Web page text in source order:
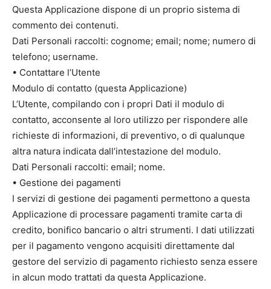
Questa Applicazione dispone di un proprio sistema di
commento dei contenuti.
Dati Personali raccolti: cognome; email; nome; numero di
telefono; username.
• Contattare l’Utente
Modulo di contatto (questa Applicazione)
L’Utente, compilando con i propri Dati il modulo di
contatto, acconsente al loro utilizzo per rispondere alle
richieste di informazioni, di preventivo, o di qualunque
altra natura indicata dall’intestazione del modulo.
Dati Personali raccolti: email; nome.
• Gestione dei pagamenti
I servizi di gestione dei pagamenti permettono a questa
Applicazione di processare pagamenti tramite carta di
credito, bonifico bancario o altri strumenti. I dati utilizzati
per il pagamento vengono acquisiti direttamente dal
gestore del servizio di pagamento richiesto senza essere
in alcun modo trattati da questa Applicazione.